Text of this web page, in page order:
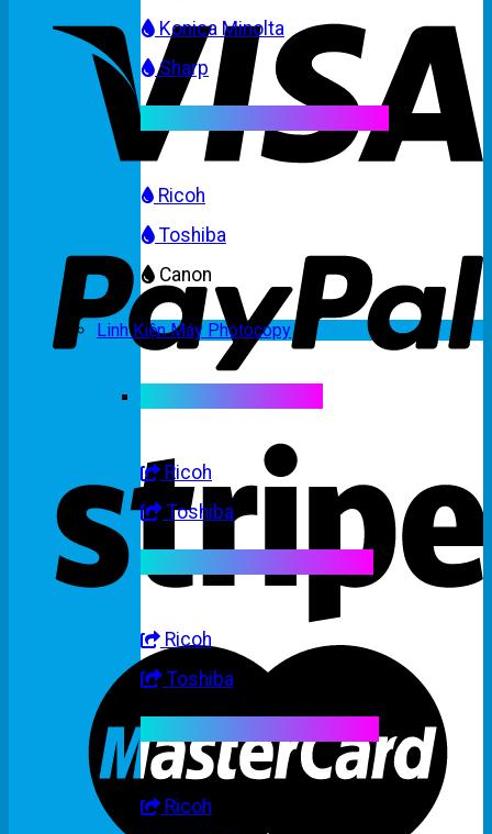
Konica Minolta
Sharp
Ricoh
Toshiba
Canon
Linh Kiện Máy Photocopy
Ricoh
Toshiba
Ricoh
Toshiba
Ricoh